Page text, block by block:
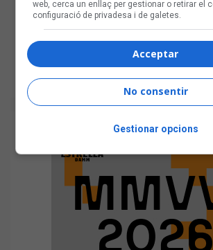
web, cerca un enllaç per gestionar o retirar el
configuració de privadesa i de galetes.
Acceptar
No consentir
Gestionar opcions